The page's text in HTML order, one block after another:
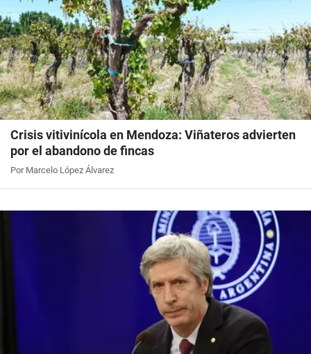
Crisis vitivinícola en Mendoza: Viñateros advierten
por el abandono de fincas
Por Marcelo López Álvarez